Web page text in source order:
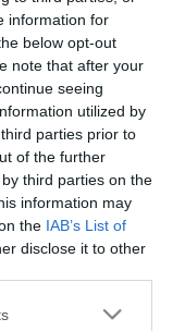
information for
below opt-out
note that after your
seeing
utilized by
parties prior to
of the further
third parties on the
information may
the IAB’s List of
disclose it to other
or more Google
egybeesik a
ilyen volt a
vagy Gilgal.
a neolitikum
üledékréteg
fekvő Motza.
a vulkáni
hogy az
tűzvészekért.
egyik első olyan